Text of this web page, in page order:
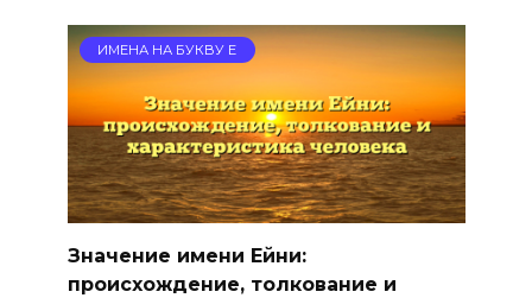
ИМЕНА НА БУКВУ Е
Значение имени Ейни:
происхождение, толкование и